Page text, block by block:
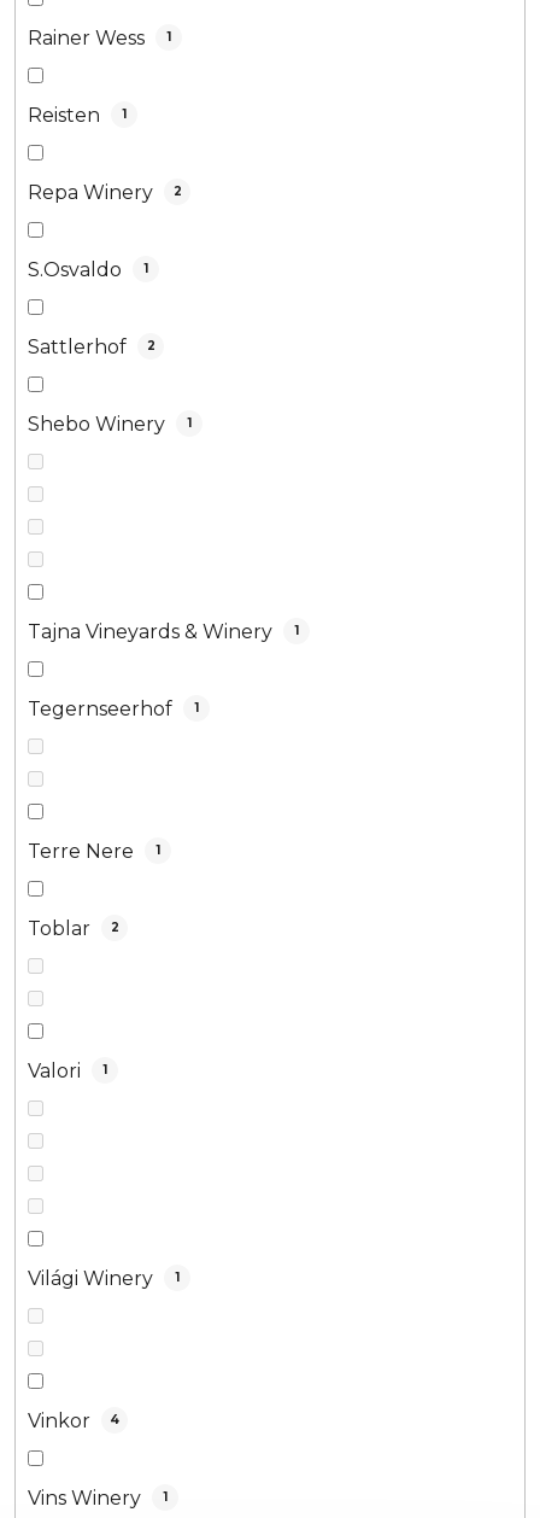
Rainer Wess 1
Reisten 1
Repa Winery 2
S.Osvaldo 1
Sattlerhof 2
Shebo Winery 1
Tajna Vineyards & Winery 1
Tegernseerhof 1
Terre Nere 1
Toblar 2
Valori 1
Világi Winery 1
Vinkor 4
Vins Winery 1